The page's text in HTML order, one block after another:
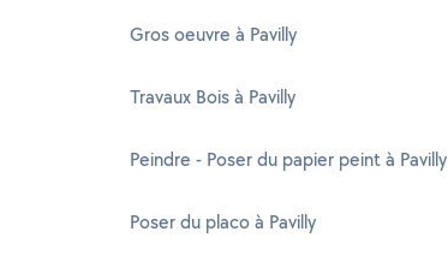
Gros oeuvre à Pavilly
Travaux Bois à Pavilly
Peindre - Poser du papier peint à Pavilly
Poser du placo à Pavilly